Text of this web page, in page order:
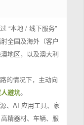
“本地 / 线下服务”
全国及海外（客户
地区，以及澳大利
的情况下，主动向
避坑。
、AI 应用工具、家
精器材、车辆、服